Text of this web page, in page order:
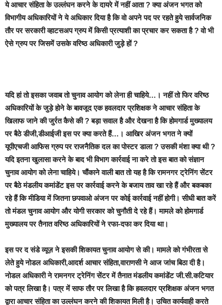
ये आचार संहिता के उल्लंघन करने के दायरे में नहीं आता ? क्या अंजन भगत को
विभागीय अधिकारियों ने ये अधिकार दिया है कि वो अपने पद पर रहते हुये सार्वजनिक
तौर पर सरकारी व्हाटसअप ग्रुप में किसी प्रत्याशी का प्रचार कर सकता है ? वो भी
ऐसे ग्रुप पर जिसमें उसके वरिष्ठ अधिकारी जुड़े हों ?
यदि हां तो इसका जवाब तो चुनाव आयोग को लेना ही चाहिये…। नहीं तो फिर वरिष्ठ
अधिकारियों के जुड़े होने के बावजूद एक हवलदार प्रशिक्षक ने आचार संहिता के
खिलाफ जाने की जुर्रत कैसे की ? बड़ा सवाल है और देखना है कि होमगार्ड मुख्यालय
पर बैठे डीजी,डीआईजी इस पर क्या करते हैं…। आखिर अंजन भगत ने क्यों
यूपीएचजी आफिस ग्रुप पर राजनैतिक दल का पोस्टर डाला ? उसकी मंशा क्या थी ?
यदि इतना खुलासा करने के बाद भी विभाग कार्रवाई ना करे तो इस बात को संज्ञान
चुनाव आयोग को लेना चाहिये। चौंकाने वाली बात तो यह है कि रामनगर ट्रेनिंग सेंटर
पर बैठे मंडलीय कमांडेंट इस पर कार्रवाई करने के बजाय ताव खा रहे हैं और बकबका
रहे हैं कि मीडिया में जितना छपवाओ अंजन पर कोई कार्रवाई नहीं होगी। सीधी बात करें
तो मंडल चुनाव आयोग और योगी सरकार को चुनौती दे रहे हैं। मामले को होमगार्ड
मुख्यालय पर तैनात वरिष्ठ अधिकारियों ने रफा-दफा कर दिया था।
इस परद संडे व्यूज़ने इसकी शिकायत चुनाव आयोग से की। मामले को गंभीरता से
लेते हुयेनोडल अधिकारी,आदर्श आचार संहिता,वाराणसी ने आज जांच बिठा दी है।
नोडल अधिकारी ने रामनगर ट्रेनिंग सेंटर में तैनात मंडलीय कमांडेंट जी.सी.कटियार
को पत्र लिखा है। पत्र में साफ तौर पर लिखा है कि हवलदार प्रशिक्षक अंजन भगत
द्वारा आचार संहिता का उल्लंघन करने की शिकायत मिली है। उचित कार्यवाही करते